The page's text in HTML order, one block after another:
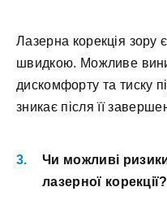
Лазерна корекція зору
швидкою. Можливе
дискомфорту та тиску
зникає після її
Чи можливі
лазерної корекції?